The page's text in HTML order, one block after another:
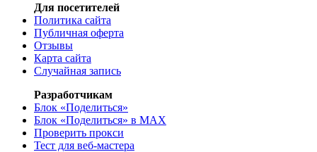
Для посетителей
Политика сайта
Публичная оферта
Отзывы
Карта сайта
Случайная запись
Разработчикам
Блок «Поделиться»
Блок «Поделиться» в MAX
Проверить прокси
Тест для веб-мастера